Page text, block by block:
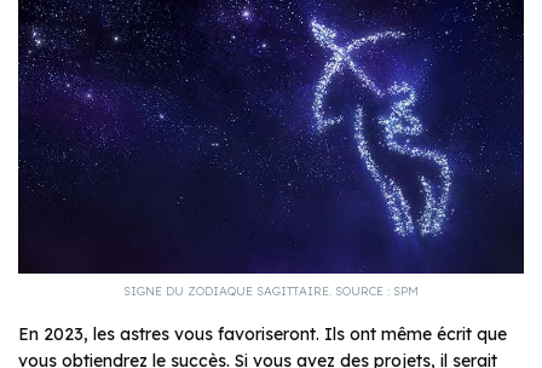
SIGNE DU ZODIAQUE SAGITTAIRE. SOURCE : SPM
En 2023, les astres vous favoriseront. Ils ont même écrit que
vous obtiendrez le succès. Si vous avez des projets, il serait